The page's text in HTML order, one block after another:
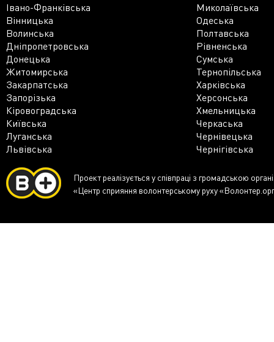
Івано-Франківська
Миколаївська
Вінницька
Одеська
Волинська
Полтавська
Дніпропетровська
Рівненська
Донецька
Сумська
Житомирська
Тернопільська
Закарпатська
Харківська
Запорізька
Херсонська
Кіровоградська
Хмельницька
Київська
Черкаська
Луганська
Чернівецька
Львівська
Чернігівська
Проект реалізується у співпраці з громадською
«Центр сприяння волонтерському руху